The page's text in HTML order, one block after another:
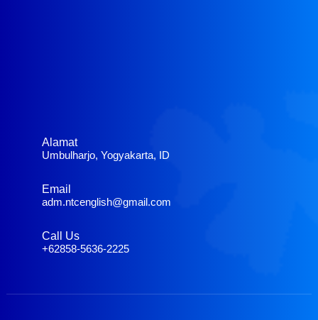
Alamat
Umbulharjo, Yogyakarta, ID
Email
adm.ntcenglish@gmail.com
Call Us
+62858-5636-2225